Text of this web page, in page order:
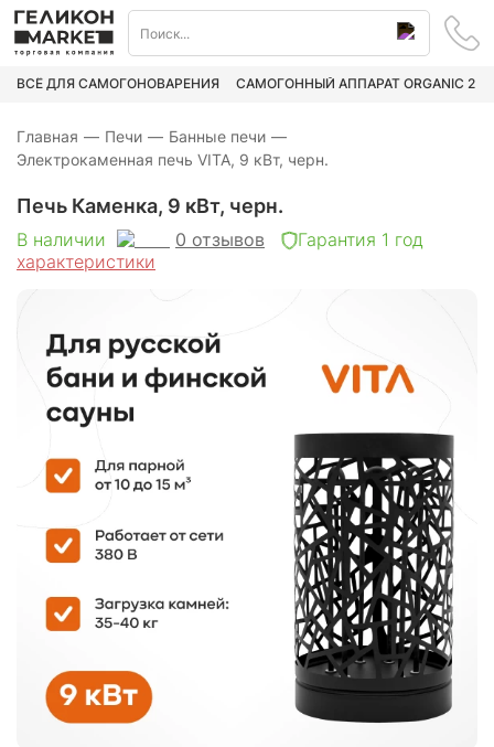
ВСЁ ДЛЯ САМОГОНОВАРЕНИЯ САМОГОННЫЙ АППАРАТ ORGANIC 2
Главная — Печи — Банные печи —
Электрокаменная печь VITA, 9 кВт, черн.
Печь Каменка, 9 кВт, черн.
В наличии 0 отзывов
Гарантия 1 год
характеристики